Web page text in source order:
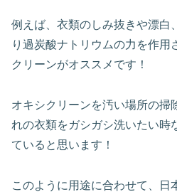
例えば、衣類のしみ抜きや漂白
り過炭酸ナトリウムの力を作用
クリーンがオススメです！
オキシクリーンを汚い場所の掃
れの衣類をガシガシ洗いたい時
ていると思います！
このように用途に合わせて、日